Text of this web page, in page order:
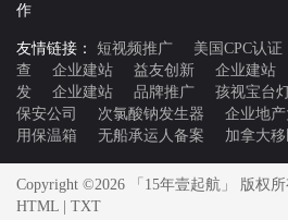
作
友情链接： 短视频推广 美国CPC认证
查
企业建站 益友创新 企业建站
发
企业建站 品牌推广 孩视宝台
保安公司
次氯酸钠发生器 企业地
用保温箱
无船承运人备案 加拿大移
Copyright ©2026 「15年壹起航」 版权
HTML | TXT